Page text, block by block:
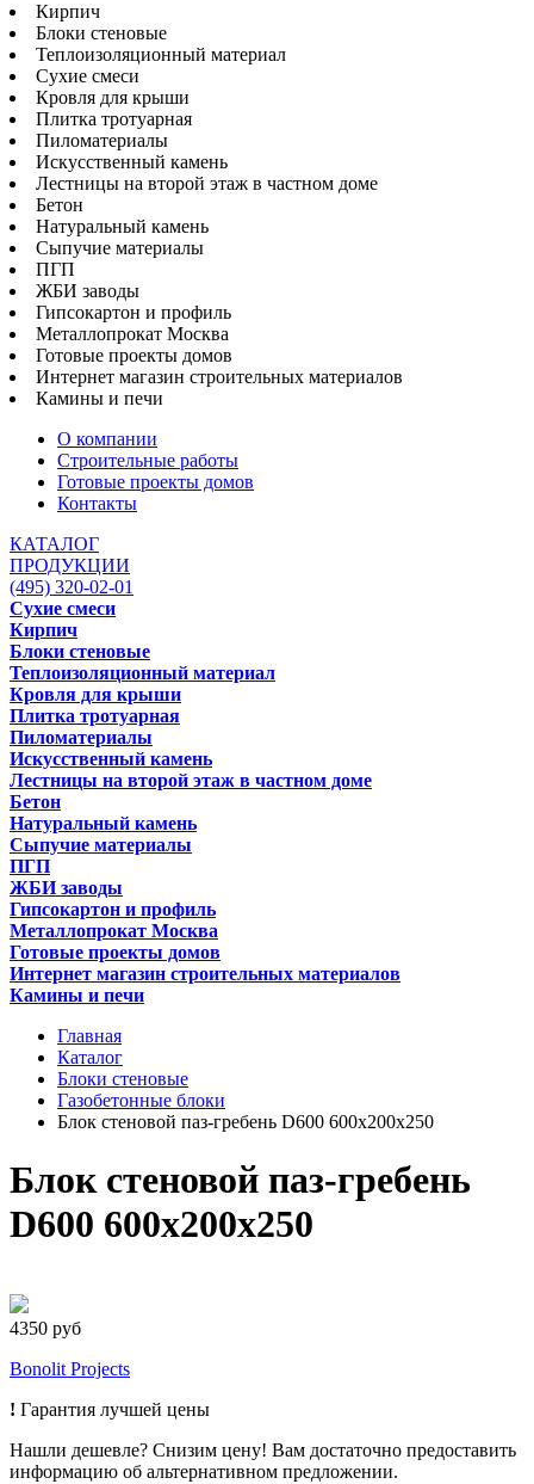
Кирпич
Блоки стеновые
Теплоизоляционный материал
Сухие смеси
Кровля для крыши
Плитка тротуарная
Пиломатериалы
Искусственный камень
Лестницы на второй этаж в частном доме
Бетон
Натуральный камень
Сыпучие материалы
ПГП
ЖБИ заводы
Гипсокартон и профиль
Металлопрокат Москва
Готовые проекты домов
Интернет магазин строительных материалов
Камины и печи
О компании
Строительные работы
Готовые проекты домов
Контакты
КАТАЛОГ
ПРОДУКЦИИ
(495) 320-02-01
Сухие смеси
Кирпич
Блоки стеновые
Теплоизоляционный материал
Кровля для крыши
Плитка тротуарная
Пиломатериалы
Искусственный камень
Лестницы на второй этаж в частном доме
Бетон
Натуральный камень
Сыпучие материалы
ПГП
ЖБИ заводы
Гипсокартон и профиль
Металлопрокат Москва
Готовые проекты домов
Интернет магазин строительных материалов
Камины и печи
Главная
Каталог
Блоки стеновые
Газобетонные блоки
Блок стеновой паз-гребень D600 600х200х250
Блок стеновой паз-гребень
D600 600х200х250
4350 руб
Bonolit Projects
! Гарантия лучшей цены
Нашли дешевле? Снизим цену! Вам достаточно предоставить
информацию об альтернативном предложении.